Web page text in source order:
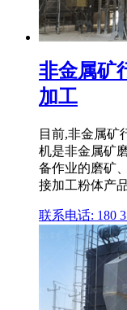
非金属矿
加工
目前,非金属矿
机是非金属矿
备作业的磨矿
接加工粉体产
联系电话: 180